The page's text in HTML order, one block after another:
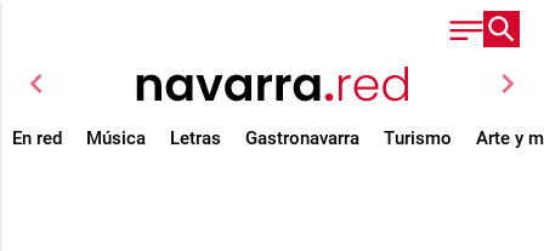
chevron_left chevron_right
En red Música Letras Gastronavarra Turismo Arte y